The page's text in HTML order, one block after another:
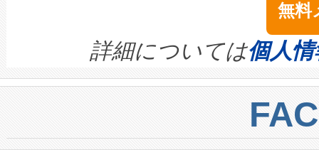
きます。この効率性は、フェ
ます。 Voltaiq provides a
quality and reliability for AI
BESS stack to ensure battery
centers. Voltaiqは、ai&のAI
からシステム統合、試運転、
イズの小径化を実現すること
す。ノーマルモードでは、
ートル先まで検出でき、これ
トに対して約600メートルに
では、反射率10％のターゲッ
無料
詳細については個人